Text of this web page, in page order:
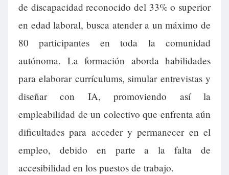
de discapacidad reconocido del 33% o superior
en edad laboral, busca atender a un máximo de
80 participantes en toda la comunidad
autónoma. La formación aborda habilidades
para elaborar currículums, simular entrevistas y
diseñar con IA, promoviendo así la
empleabilidad de un colectivo que enfrenta aún
dificultades para acceder y permanecer en el
empleo, debido en parte a la falta de
accesibilidad en los puestos de trabajo.